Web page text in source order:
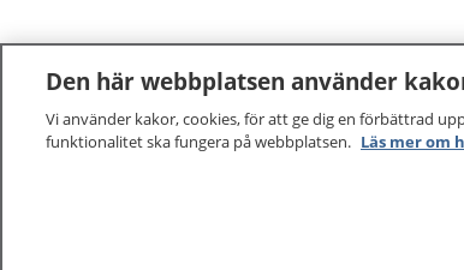
Den här webbplatsen använder
Vi använder kakor, cookies, för att ge dig en förbättrad
funktionalitet ska fungera på webbplatsen. Läs mer om